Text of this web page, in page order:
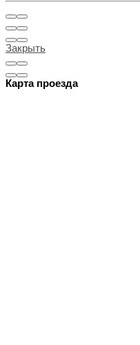
Закрыть
Карта проезда